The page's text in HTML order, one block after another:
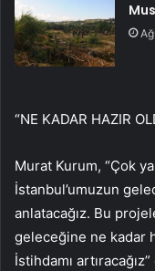
“NE KADAR HAZIR
Murat Kurum, “Çok
İstanbul’umuzun
anlatacağız. Bu
geleceğine ne kadar
İstihdamı